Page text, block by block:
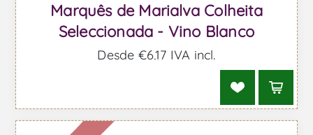
Marquês de Marialva Colheita
Seleccionada - Vino Blanco
Desde €6,17 IVA incl.